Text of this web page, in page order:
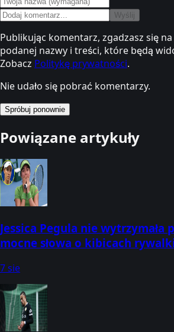
Wyślij
Publikując komentarz, zgadzasz się
podanej nazwy i treści, które będą
Zobacz Politykę prywatności.
Nie udało się pobrać komentarzy.
Spróbuj ponownie
Powiązane artykuły
Jessica Pegula nie wytrzymała
mocne słowa o kibicach
7 sie